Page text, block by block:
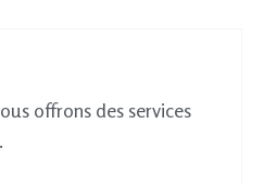
offrons des services